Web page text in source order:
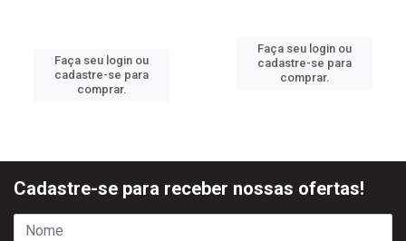
Faça seu login ou
cadastre-se para
comprar.
Faça seu login ou
cadastre-se para
comprar.
Cadastre-se para receber nossas ofertas!